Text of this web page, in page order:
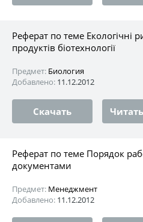
Реферат по теме Екологічні
продуктів біотехнології
Предмет: Биология
Добавлено: 11.12.2012
Скачать
Реферат по теме Порядок
документами
Предмет: Менеджмент
Добавлено: 11.12.2012